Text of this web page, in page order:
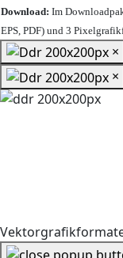
Download: Im
EPS, PDF) und 3
×
×